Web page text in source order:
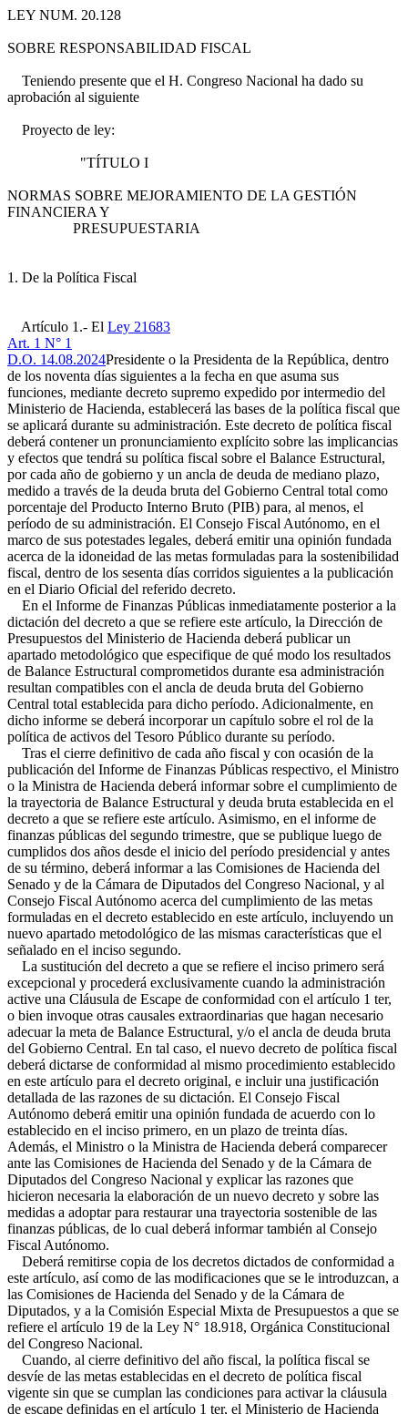
LEY NUM. 20.128
SOBRE RESPONSABILIDAD FISCAL
Teniendo presente que el H. Congreso Nacional ha dado su
aprobación al siguiente
Proyecto de ley:
"TÍTULO I
NORMAS SOBRE MEJORAMIENTO DE LA GESTIÓN
FINANCIERA Y
PRESUPUESTARIA
1. De la Política Fiscal
Artículo 1.- El Ley 21683
Art. 1 N° 1
D.O. 14.08.2024Presidente o la Presidenta de la República, dentro
de los noventa días siguientes a la fecha en que asuma sus
funciones, mediante decreto supremo expedido por intermedio del
Ministerio de Hacienda, establecerá las bases de la política fiscal que
se aplicará durante su administración. Este decreto de política fiscal
deberá contener un pronunciamiento explícito sobre las implicancias
y efectos que tendrá su política fiscal sobre el Balance Estructural,
por cada año de gobierno y un ancla de deuda de mediano plazo,
medido a través de la deuda bruta del Gobierno Central total como
porcentaje del Producto Interno Bruto (PIB) para, al menos, el
período de su administración. El Consejo Fiscal Autónomo, en el
marco de sus potestades legales, deberá emitir una opinión fundada
acerca de la idoneidad de las metas formuladas para la sostenibilidad
fiscal, dentro de los sesenta días corridos siguientes a la publicación
en el Diario Oficial del referido decreto.
En el Informe de Finanzas Públicas inmediatamente posterior a la
dictación del decreto a que se refiere este artículo, la Dirección de
Presupuestos del Ministerio de Hacienda deberá publicar un
apartado metodológico que especifique de qué modo los resultados
de Balance Estructural comprometidos durante esa administración
resultan compatibles con el ancla de deuda bruta del Gobierno
Central total establecida para dicho período. Adicionalmente, en
dicho informe se deberá incorporar un capítulo sobre el rol de la
política de activos del Tesoro Público durante su período.
Tras el cierre definitivo de cada año fiscal y con ocasión de la
publicación del Informe de Finanzas Públicas respectivo, el Ministro
o la Ministra de Hacienda deberá informar sobre el cumplimiento de
la trayectoria de Balance Estructural y deuda bruta establecida en el
decreto a que se refiere este artículo. Asimismo, en el informe de
finanzas públicas del segundo trimestre, que se publique luego de
cumplidos dos años desde el inicio del período presidencial y antes
de su término, deberá informar a las Comisiones de Hacienda del
Senado y de la Cámara de Diputados del Congreso Nacional, y al
Consejo Fiscal Autónomo acerca del cumplimiento de las metas
formuladas en el decreto establecido en este artículo, incluyendo un
nuevo apartado metodológico de las mismas características que el
señalado en el inciso segundo.
La sustitución del decreto a que se refiere el inciso primero será
excepcional y procederá exclusivamente cuando la administración
active una Cláusula de Escape de conformidad con el artículo 1 ter,
o bien invoque otras causales extraordinarias que hagan necesario
adecuar la meta de Balance Estructural, y/o el ancla de deuda bruta
del Gobierno Central. En tal caso, el nuevo decreto de política fiscal
deberá dictarse de conformidad al mismo procedimiento establecido
en este artículo para el decreto original, e incluir una justificación
detallada de las razones de su dictación. El Consejo Fiscal
Autónomo deberá emitir una opinión fundada de acuerdo con lo
establecido en el inciso primero, en un plazo de treinta días.
Además, el Ministro o la Ministra de Hacienda deberá comparecer
ante las Comisiones de Hacienda del Senado y de la Cámara de
Diputados del Congreso Nacional y explicar las razones que
hicieron necesaria la elaboración de un nuevo decreto y sobre las
medidas a adoptar para restaurar una trayectoria sostenible de las
finanzas públicas, de lo cual deberá informar también al Consejo
Fiscal Autónomo.
Deberá remitirse copia de los decretos dictados de conformidad a
este artículo, así como de las modificaciones que se le introduzcan, a
las Comisiones de Hacienda del Senado y de la Cámara de
Diputados, y a la Comisión Especial Mixta de Presupuestos a que se
refiere el artículo 19 de la Ley N° 18.918, Orgánica Constitucional
del Congreso Nacional.
Cuando, al cierre definitivo del año fiscal, la política fiscal se
desvíe de las metas establecidas en el decreto de política fiscal
vigente sin que se cumplan las condiciones para activar la cláusula
de escape definidas en el artículo 1 ter, el Ministerio de Hacienda